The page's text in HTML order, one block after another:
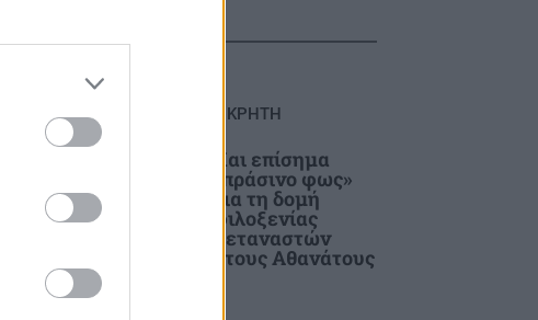
για
ΚΡΗΤΗ
Και επίσημα
«πράσινο φως»
για τη δομή
φιλοξενίας
μεταναστών
στους Αθανάτους